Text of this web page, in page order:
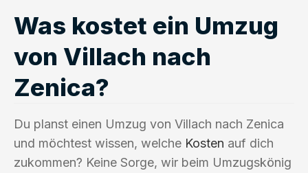
Was kostet ein Umzug
von Villach nach
Zenica?
Du planst einen Umzug von Villach nach Zenica
und möchtest wissen, welche Kosten auf dich
zukommen? Keine Sorge, wir beim Umzugskönig